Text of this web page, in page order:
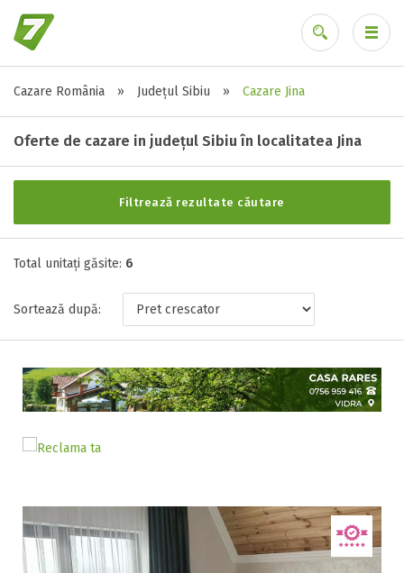
Cazare România » Județul Sibiu » Cazare Jina
Oferte de cazare in județul Sibiu în localitatea Jina
Filtrează rezultate căutare
Alte tipuri de unități
Toate tipurile de unitati de cazari
Casa ( 1 )
Stele / margarete
Neclasificat
2 stele / margarete
3 stele / margarete
Selecteaza pretul
Pret: 0 2250 LEI
Total unitați găsite: 6
Sortează după: